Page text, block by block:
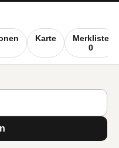
Karte
Merkliste
0